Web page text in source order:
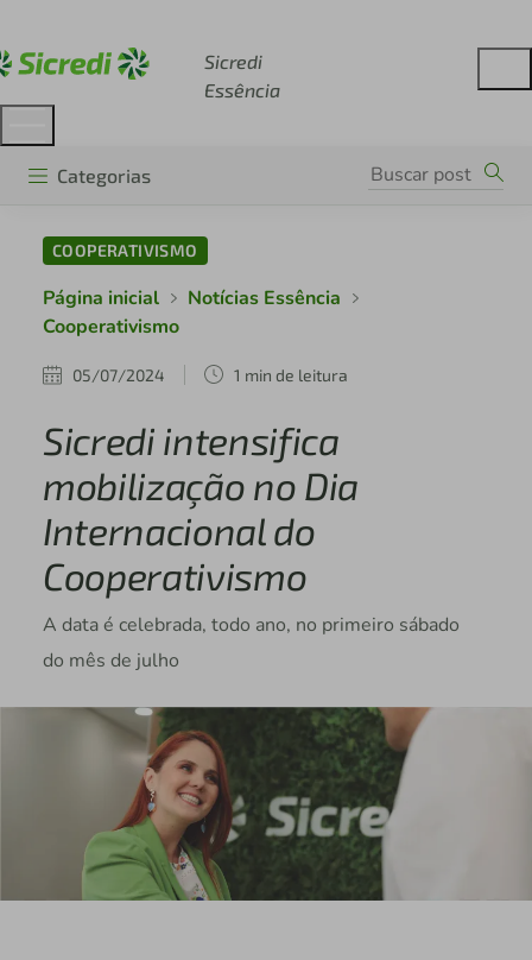
Sicredi
Essência
Categorias
COOPERATIVISMO
Página inicial
Notícias Essência
Cooperativismo
05/07/2024 1 min de leitura
Sicredi intensifica
mobilização no Dia
Internacional do
Cooperativismo
A data é celebrada, todo ano, no primeiro sábado
do mês de julho